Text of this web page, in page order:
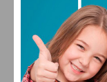
30°
SEX